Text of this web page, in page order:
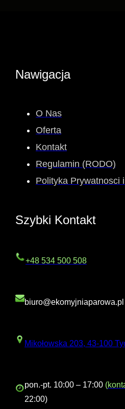
Nawigacja
O Nas
Oferta
Kontakt
Regulamin (RODO)
Polityka Prywatnosci
Szybki Kontakt
+48 534 500 508
biuro@ekomyjniaparowa.pl
Mikołowska 203, 43-100
pon.-pt. 10:00 – 17:00 (
22:00)